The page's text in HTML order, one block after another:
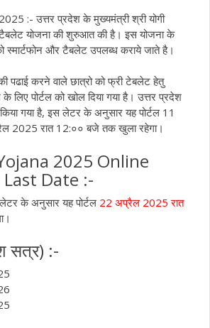
:- उत्तर प्रदेश के मुख्यमंत्री श्री योगी
योजना की शुरुआत की है। इस योजना के
स्मार्टफोन और टैबलेट उपलब्ध कराये जाते है।
पढाई करने वाले छात्रो को फ्री टेबलेट हेतु
लिए पोर्टल को खोल दिया गया है। उत्तर प्रदेश
किया गया है, इस लेटर के अनुसार यह पोर्टल 11
2025 रात 12:०० बजे तक खुला रहेगा।
2025 Online
Date :-
के अनुसार यह पोर्टल 22 अप्रैल 2025 रात
सत्र) :-